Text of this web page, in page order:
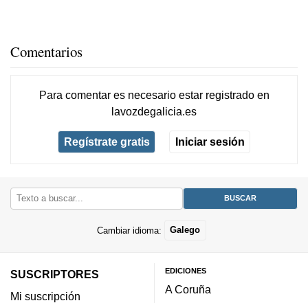
Comentarios
Para comentar es necesario estar registradoen
lavozdegalicia.es
Regístrate gratis Iniciar sesión
Cambiar idioma: Galego
SUSCRIPTORES
Mi suscripción
EDICIONES
A Coruña